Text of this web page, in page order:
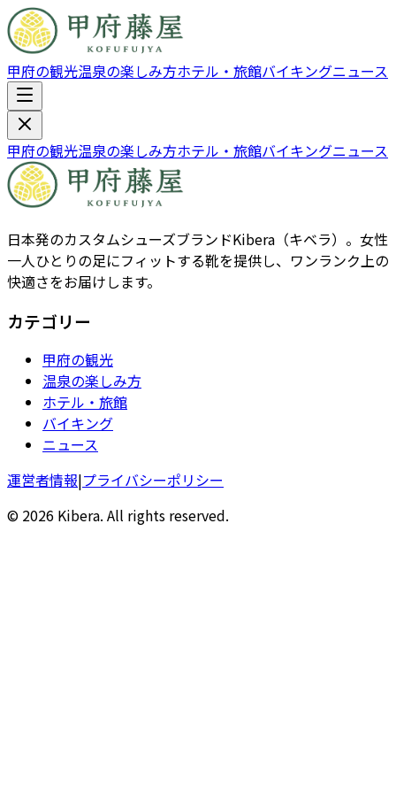
甲府の観光温泉の楽しみ方ホテル・旅館バイキングニュース
甲府の観光温泉の楽しみ方ホテル・旅館バイキングニュース
日本発のカスタムシューズブランドKibera（キベラ）。女性
一人ひとりの足にフィットする靴を提供し、ワンランク上の
快適さをお届けします。
カテゴリー
甲府の観光
温泉の楽しみ方
ホテル・旅館
バイキング
ニュース
運営者情報|プライバシーポリシー
© 2026 Kibera. All rights reserved.